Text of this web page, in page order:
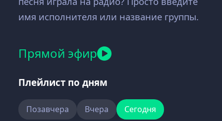
имя исполнителя или название группы.
Прямой эфир
Плейлист по дням
Позавчера Вчера Сегодня